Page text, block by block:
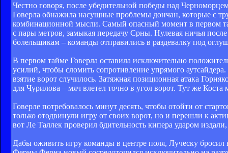
Честно говоря, после убедительной победы над
Говерла обнажила насущные проблемы дончан, которые с
комбинационной мысли. Самый опасный момент в первом
с пары метров, замыкая передачу Срны. Нулевая ничья
болельщикам – команды отправились в раздевалку под
В первом тайме Говерла оставила исключительно
усилий, чтобы сломить сопротивление упрямого
взятие ворот случилось. Затяжная позиционная атака
для Чурилова – мяч влетел точно в угол ворот. Тут же
Говерле потребовалось минут десять, чтобы отойти от
только отодвинули игру от своих ворот, но и перешли к
вот Ле Таллек проверил бдительность кипера ударом
Дабы оживить игру команды в центре поля, Луческу